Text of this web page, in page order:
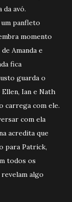
da avó.
panfleto
momento
Amanda e
fica
guarda o
Ian e Nath
carrega com ele.
com ela
acredita que
para Patrick,
todos os
algo